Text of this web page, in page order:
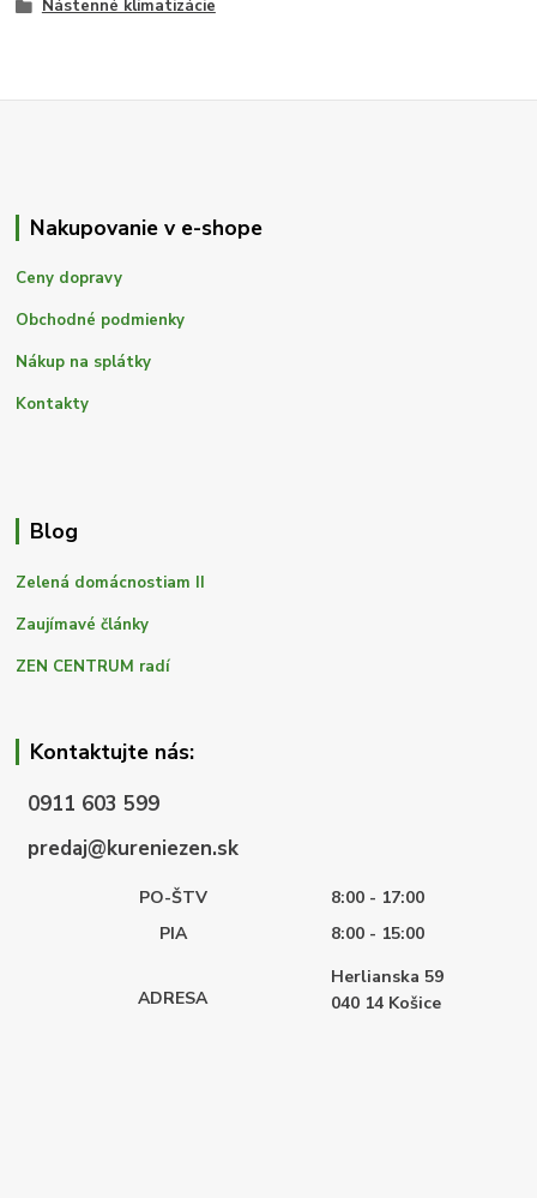
Nástenné klimatizácie
Nakupovanie v e-shope
Ceny dopravy
Obchodné podmienky
Nákup na splátky
Kontakty
Blog
Zelená domácnostiam II
Zaujímavé články
ZEN CENTRUM radí
Kontaktujte nás:
0911 603 599
predaj@kureniezen.sk
PO-ŠTV
8:00 - 17:00
PIA
8:00 - 15:00
ADRESA
Herlianska 59
040 14 Košice